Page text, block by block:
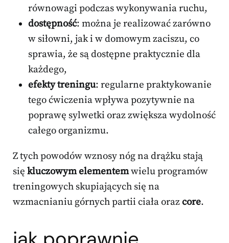
równowagi podczas wykonywania ruchu,
dostępność: można je realizować zarówno
w siłowni, jak i w domowym zaciszu, co
sprawia, że są dostępne praktycznie dla
każdego,
efekty treningu: regularne praktykowanie
tego ćwiczenia wpływa pozytywnie na
poprawę sylwetki oraz zwiększa wydolność
całego organizmu.
Z tych powodów wznosy nóg na drążku stają
się kluczowym elementemwielu programów
treningowych skupiających się na
wzmacnianiu górnych partii ciała orazcore.